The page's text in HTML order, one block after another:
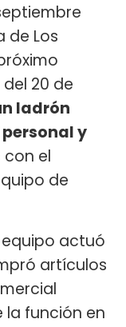
de Los
20 de
ladrón
y
el
de
actuó
artículos
función en